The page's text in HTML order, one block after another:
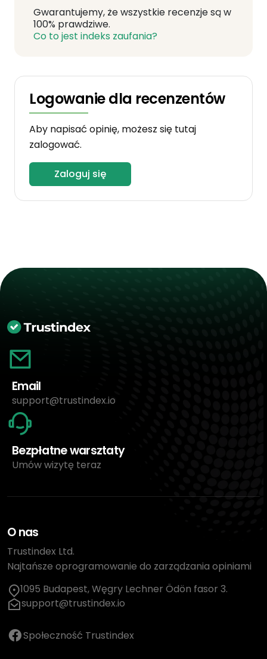
Gwarantujemy, że wszystkie recenzje są w
100% prawdziwe.
Co to jest indeks zaufania?
Logowanie dla recenzentów
Aby napisać opinię, możesz się tutaj
zalogować.
Zaloguj się
Email
support@trustindex.io
Bezpłatne warsztaty
Umów wizytę teraz
O nas
Trustindex Ltd.
Najtańsze oprogramowanie do zarządzania opiniami
1095 Budapest, Węgry Lechner Ödön fasor 3.
support@trustindex.io
Społeczność Trustindex